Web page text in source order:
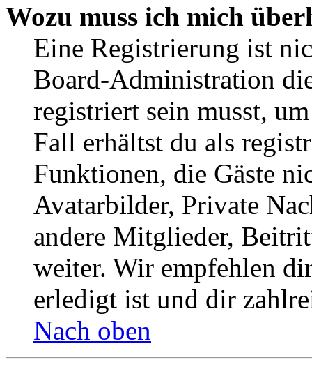
Wozu muss ich mich
Eine Registrierung ist
Board-Administration
registriert sein musst,
Fall erhältst du als
Funktionen, die Gäste
Avatarbilder, Private
andere Mitglieder,
weiter. Wir empfehlen
erledigt ist und dir
Nach oben